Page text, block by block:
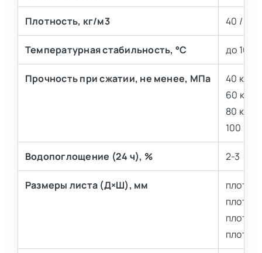
Плотность, кг/м3 40 / 60
Температурная стабильность, °С до 160
Прочность при сжатии, не менее, МПа
40 кг/
60 кг/
80 кг/
100 кг/
Водопоглощение (24 ч), % 2-3
Размеры листа (Д×Ш), мм